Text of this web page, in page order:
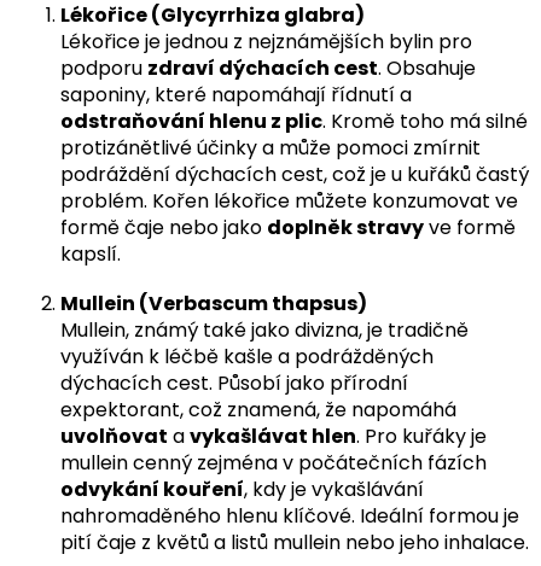
Lékořice (Glycyrrhiza glabra)
Lékořice je jednou z nejznámějších bylin pro
podporu zdraví dýchacích cest. Obsahuje
saponiny, které napomáhají řídnutí a
odstraňování hlenu z plic. Kromě toho má silné
protizánětlivé účinky a může pomoci zmírnit
podráždění dýchacích cest, což je u kuřáků častý
problém. Kořen lékořice můžete konzumovat ve
formě čaje nebo jako doplněk stravyve formě
kapslí.
Mullein (Verbascum thapsus)
Mullein, známý také jako divizna, je tradičně
využíván k léčbě kašle a podrážděných
dýchacích cest. Působí jako přírodní
expektorant, což znamená, že napomáhá
uvolňovat avykašlávat hlen. Pro kuřáky je
mullein cenný zejména v počátečních fázích
odvykání kouření, kdy je vykašlávání
nahromaděného hlenu klíčové. Ideální formou je
pití čaje z květů a listů mullein nebo jeho inhalace.